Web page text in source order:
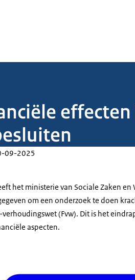
09-2025
het ministerie van Sociale Zaken en
om een onderzoek te doen
verhoudingswet (Fvw). Dit is het
aspecten.